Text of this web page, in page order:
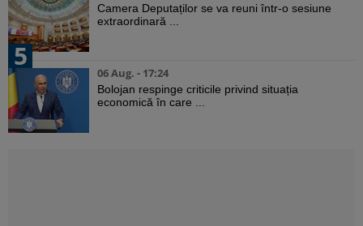
Camera Deputaților se va reuni într-o sesiune
extraordinară ...
5
06 Aug. - 17:24
Bolojan respinge criticile privind situația
economică în care ...